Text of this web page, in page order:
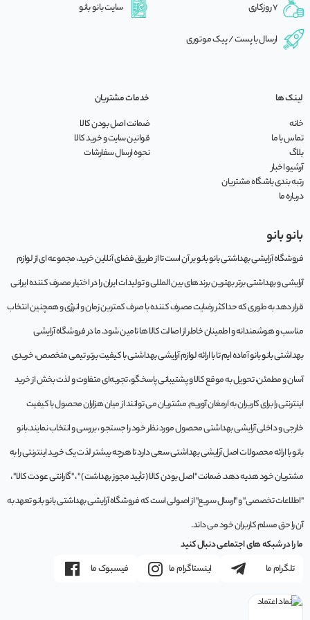
7 روزکاری سایت بانو بانو
ارسال با پست / پیک موتوری
لینک ها
خانه
تماس با ما
بلاگ
آرشیو اخبار
رتبه بندی باشگاه مشتریان
درباره ما
خدمات مشتریان
ضمانت اصل بودن کالا
قوانین سایت و خرید کالا
نحوه ارسال سفارشات
بانو بانو
فروشگاه آرایشی بهداشتی بانو بانو بر آن است تا از طریق فضای آنلاین خرید، مجموعه‌ ای از لوازم
آرایشی و بهداشتی برتر بهترین برندهای بین المللی و تولیدات ایران را در اختیار مصرف کننده ایرانی
قرار دهد به طوری که حداکثر رضایت مصرف کننده با صرف کمترین زمان و انرژی و همچنین انتخاب
مناسب و هوشمندانه و اطمینان خاطر از اصالت کالا ها تامین شود. ما در فروشگاه آرایشی
بهداشتی بانو بانو آماده ایم تا با ارائه لوازم آرایشی بهداشتی با کیفیت برتر، تیمی متخصص، خریدی
آسان و مطمئن، تحویل به موقع کالا و پشتیبانی پاسخگو، تجربه‌ای متفاوت و لذت بخش از خرید
اینترنتی را برای کاربران به ارمغان آوریم. مشتريان می توانند از ميان هزاران محصول با کيفيت
خارجی و داخلی آرایشی بهداشتی محصول مورد نظر خود را جستجو ، بررسی و انتخاب نمايند.بانو
بانو با ارائه محصولات اصل آرایشی بهداشتی سعی دارد تا هرچه بیشتر لذت یک خرید اینترنتی را به
مشتریان خود هدیه دهد. ضمانت "اصل بودن کالا ( تأیید مجوز بهداشت ) " ، "گارانتی عودت کالا" ،
"اطلاعات تخصصی" و "ارسال سریع" از اصولی است که فروشگاه آرایشی بهداشتی بانو بانو تعهد به
آن را حق مسلم کاربران خود می داند.
ما را در شبکه های اجتماعی دنبال کنید
تلگرام ما
اینستاگرام ما فیسبوک ما